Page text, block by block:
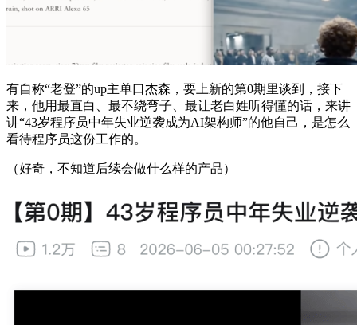
有自称“老登”的up主单口杰森，要上新的第0期里谈到，接下
来，他用最直白、最不绕弯子、最让老白姓听得懂的话，来讲
讲“43岁程序员中年失业逆袭成为AI架构师”的他自己，是怎么
看待程序员这份工作的。
（好奇，不知道后续会做什么样的产品）